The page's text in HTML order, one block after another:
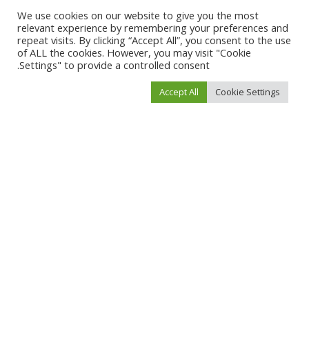
We use cookies on our website to give you the most
relevant experience by remembering your preferences and
repeat visits. By clicking “Accept All”, you consent to the use
of ALL the cookies. However, you may visit "Cookie
Settings" to provide a controlled consent.
Cookie Settings
Accept All